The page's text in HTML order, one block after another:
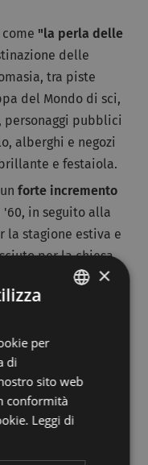
"la perla delle
delle
tra piste
del Mondo di sci,
personaggi pubblici
alberghi e negozi
e festaiola.
forte incremento
in seguito alla
la stagione estiva e
per la chiesa
Macabra.
meta ideale
e dello Skirama
chilometri di
strutture per lo
ogni sorta di
allo sleddog.
×
per
di
sito web
conformità
Leggi di